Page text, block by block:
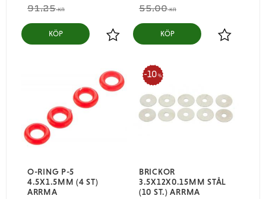
91,25KR
Lägg till i favoriter
KÖP
55,00KR
Lägg till i
KÖP
O-RING P-5
4.5X1.5MM (4 ST)
ARRMA
BRICKOR
3.5X12X0.15MM STÅL
(10 ST.) ARRMA
10 %